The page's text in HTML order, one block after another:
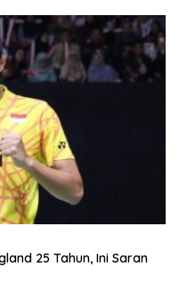
25 Tahun, Ini Saran